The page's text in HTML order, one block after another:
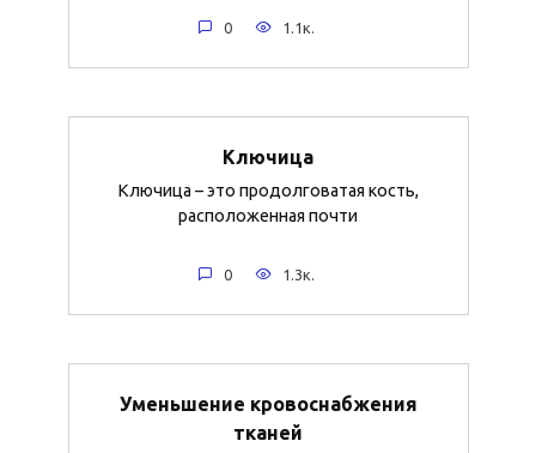
0 1.1к.
Ключица
Ключица – это продолговатая кость,
расположенная почти
0 1.3к.
Уменьшение кровоснабжения
тканей